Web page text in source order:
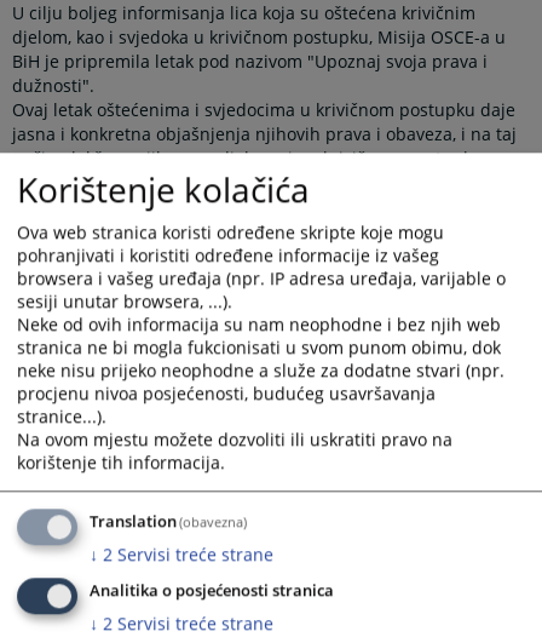
U cilju boljeg informisanja lica koja su oštećena krivičnim
djelom, kao i svjedoka u krivičnom postupku, Misija OSCE-a u
BiH je pripremila letak pod nazivom "Upoznaj svoja prava i
dužnosti".
Ovaj letak oštećenima i svjedocima u krivičnom postupku daje
jasna i konkretna objašnjenja njihovih prava i obaveza, i na taj
način olakšava njihovo sudjelovanje u krivičnom postupku.
Pored ovoga, oštećenima je na raspolaganju i obrazac
namijenjen podnošenju imovinsko-pravnog zahtjeva u okviru
krivičnog postupka.
Primjena ovog uputstva i obrasca ima za cilj olakšati
ostvarivanje prava oštećenih u krivičnom postupku u BiH, te
pružiti podršku oštećenima kroz osiguravanje praktičnih
informacija o njihovom pravnom položaju.
Prikazana vijest je na
Prateći dokumenti
Letak o pravima i obavezama svjedoka i oštećenih u
krivičnom postupku
Obrazac Prijedloga za ostvarivanje imovinsko-pravnog
zahtjeva
Korištenje kolačića
Ova web stranica koristi određene skripte koje mogu
pohranjivati i koristiti određene informacije iz vašeg
browsera i vašeg uređaja (npr. IP adresa uređaja, varijable o
sesiji unutar browsera, ...).
Neke od ovih informacija su nam neophodne i bez njih web
stranica ne bi mogla fukcionisati u svom punom obimu, dok
neke nisu prijeko neophodne a služe za dodatne stvari (npr.
procjenu nivoa posjećenosti, budućeg usavršavanja
stranice...).
Na ovom mjestu možete dozvoliti ili uskratiti pravo na
korištenje tih informacija.
Translation(obavezna)
↓ 2 Servisi treće strane
Analitika o posjećenosti stranica
↓ 2 Servisi treće strane